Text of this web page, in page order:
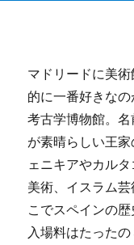
マドリードに美
的に一番好きな
考古学博物館。
が素晴らしい王
ェニキアやカル
美術、イスラム
こでスペインの
入場料はたった